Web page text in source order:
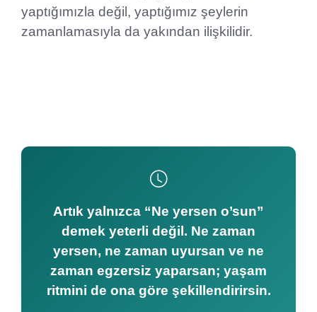
yaptığımızla değil, yaptığımız şeylerin
zamanlamasıyla da yakından ilişkilidir.
Artık yalnızca “Ne yersen o’sun”
demek yeterli değil. Ne zaman
yersen, ne zaman uyursan ve ne
zaman egzersiz yaparsan; yaşam
ritmini de ona göre şekillendirirsin.